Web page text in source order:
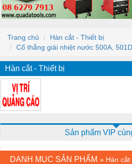
Trang chủ
Hàn cắt - Thiết bị
Cổ thẳng giải nhiệt nước 500A, 501D
Hàn cắt - Thiết bị
Sản phẩm VIP
DANH MỤC SẢN PHẨM » Hàn